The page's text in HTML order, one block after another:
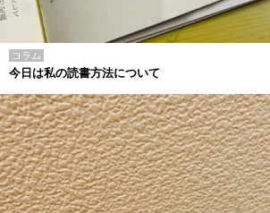
コラム
今日は私の読書方法について